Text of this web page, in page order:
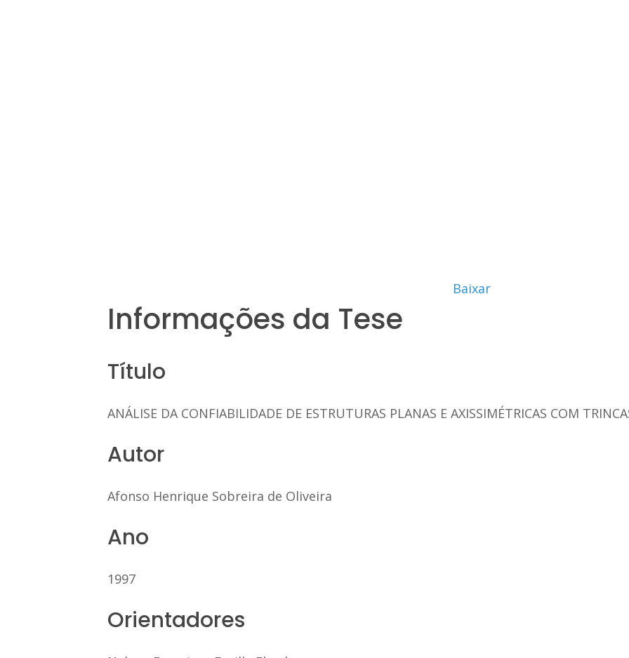
Baixar
Informações da Tese
Título
ANÁLISE DA CONFIABILIDADE DE ESTRUTURAS PLANAS E AXISSIMÉTRICAS COM
Autor
Afonso Henrique Sobreira de Oliveira
Ano
1997
Orientadores